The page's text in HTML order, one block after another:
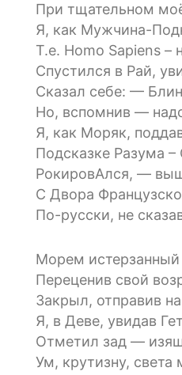
При тщательном
Я, как Мужчина-
Т.е. Homo Sapiens –
Спустился в Рай,
Сказал себе: —
Но, вспомнив —
Я, как Моряк,
Подсказке Разума –
РокировАлся, —
С Двора
По-русски, не
Морем истерзанный
Переценив свой
Закрыл, отправив
Я, в Деве, увидав
Отметил зад —
Ум, крутизну, света